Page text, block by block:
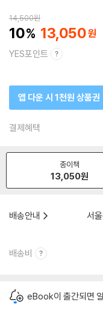
14,500원
10 13,050
YES포인트
앱 다운 시 1천원 상품권
결제혜택
종이책
13,050원
배송안내
서
배송비
eBook이 출간되면